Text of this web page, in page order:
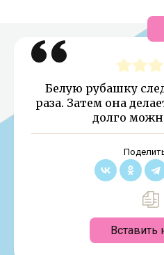
Белую рубашку
раза. Затем она
долго
Вставить